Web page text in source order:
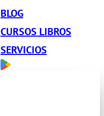
BLOG
CURSOS LIBROS
SERVICIOS